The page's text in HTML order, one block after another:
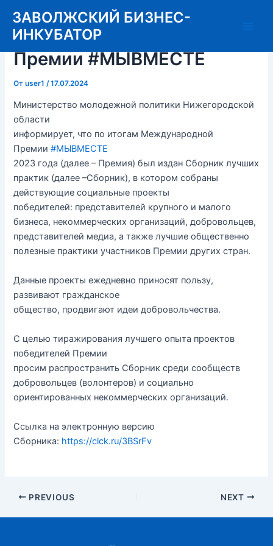
содержимому
ЗАВОЛЖСКИЙ БИЗНЕС-
ИНКУБАТОР
О Международной
Премии #МЫВМЕСТЕ
Отuser1 /17.07.2024
Министерство молодежной политики Нижегородской
области
информирует, что по итогам Международной
Премии#МЫВМЕСТЕ
2023 года (далее – Премия) был издан Сборник лучших
практик (далее –Сборник), в котором собраны
действующие социальные проекты
победителей: представителей крупного и малого
бизнеса, некоммерческих организаций, добровольцев,
представителей медиа, а также лучшие общественно
полезные практики участников Премии других стран.
Данные проекты ежедневно приносят пользу,
развивают гражданское
общество, продвигают идеи добровольчества.
С целью тиражирования лучшего опыта проектов
победителей Премии
просим распространить Сборник среди сообществ
добровольцев (волонтеров) и социально
ориентированных некоммерческих организаций.
Ссылка на электронную версию
Сборника: https://clck.ru/3BSrFv
Post
PREVIOUS NEXT